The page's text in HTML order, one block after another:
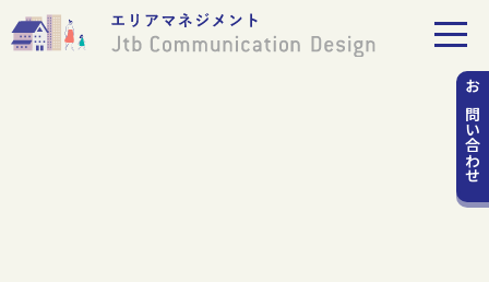
お問い
合わせ